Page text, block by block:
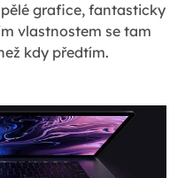
grafice, fantasticky
vlastnostem se tam
kdy předtím.